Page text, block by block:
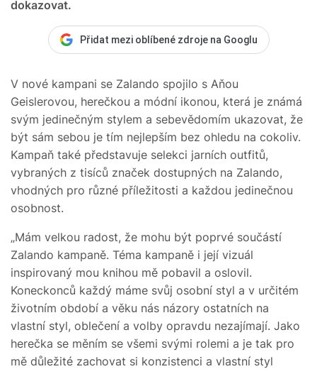
dokazovat.
Přidat mezi oblíbené zdroje na Googlu
V nové kampani se Zalando spojilo s Aňou
Geislerovou, herečkou a módní ikonou, která je známá
svým jedinečným stylem a sebevědomím ukazovat, že
být sám sebou je tím nejlepším bez ohledu na cokoliv.
Kampaň také představuje selekci jarních outfitů,
vybraných z tisíců značek dostupných na Zalando,
vhodných pro různé příležitosti a každou jedinečnou
osobnost.
„Mám velkou radost, že mohu být poprvé součástí
Zalando kampaně. Téma kampaně i její vizuál
inspirovaný mou knihou mě pobavil a oslovil.
Koneckonců každý máme svůj osobní styl a v určitém
životním období a věku nás názory ostatních na
vlastní styl, oblečení a volby opravdu nezajímají. Jako
herečka se měním se všemi svými rolemi a je tak pro
mě důležité zachovat si konzistenci a vlastní styl